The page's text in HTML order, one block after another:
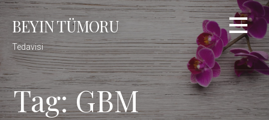
Skip
BEYIN TÜMORU
Tedavisi
Tag: GBM